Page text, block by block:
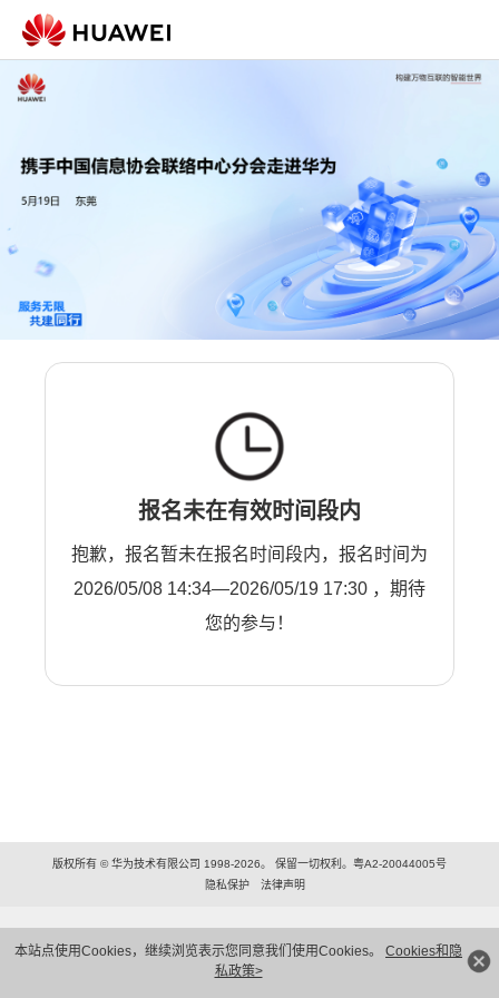
本站点使用Cookies，继续浏览表示您同意我们使用Cookies。 Cookies和隐
私政策>
报名未在有效时间段内
抱歉，报名暂未在报名时间段内，报名时间为
2026/05/08 14:34—2026/05/19 17:30 ，期待
您的参与！
版权所有 © 华为技术有限公司 1998-2026。 保留一切权利。粤A2-20044005号
隐私保护
法律声明